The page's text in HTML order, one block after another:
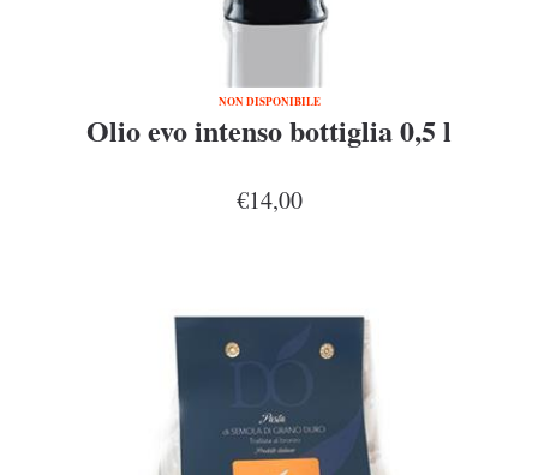
NON DISPONIBILE
Olio evo intenso bottiglia 0,5 l
€14,00